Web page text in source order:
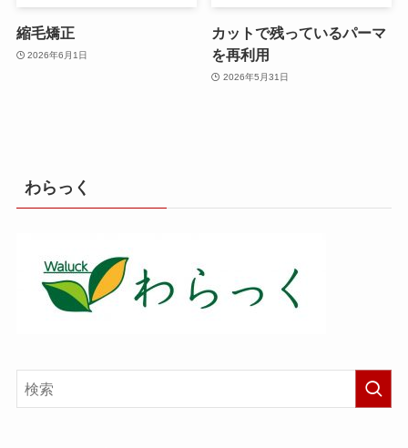
縮毛矯正
2026年6月1日
カットで残っているパーマ
を再利用
2026年5月31日
わらっく